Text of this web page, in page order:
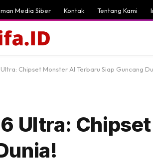
Media Siber Kontak Tentang Kami
Chipset Monster AI Terbaru Siap Guncang
Ultra: